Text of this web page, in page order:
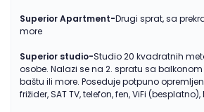
Superior Apartment-Drugi sprat, sa
more
Superior studio-Studio 20 kvadratnih
osobe. Nalazi se na 2. spratu sa
baštu ili more. Poseduje potpuno
frižider, SAT TV, telefon, fen, ViFi